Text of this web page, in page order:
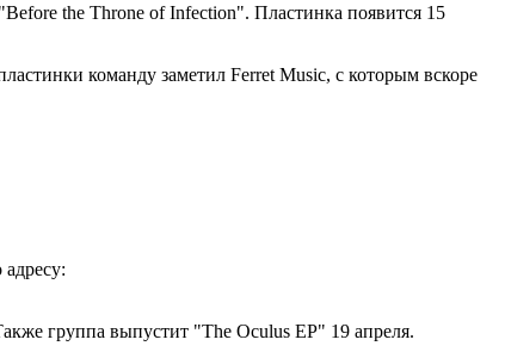
the Throne of Infection". Пластинка появится 15
команду заметил Ferret Music, с которым вскоре
группа выпустит "The Oculus EP" 19 апреля.